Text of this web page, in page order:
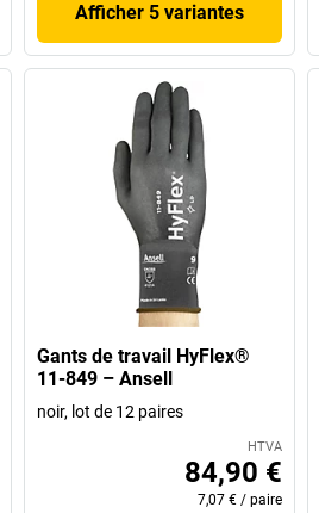
Afficher 5 variantes
Gants de travail HyFlex®
11-849 – Ansell
noir, lot de 12 paires
HTVA
84,90 €
7,07 € / paire